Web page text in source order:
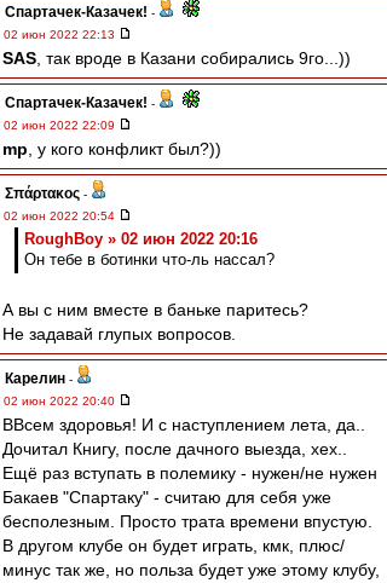
Спартачек-Казачек! -
02 июн 2022 22:13
SAS , так вроде в Казани собирались 9го...))
Спартачек-Казачек! -
02 июн 2022 22:09
mp , у кого конфликт был?))
Σπάρτακος -
02 июн 2022 20:54
RoughBoy » 02 июн 2022 20:16
Он тебе в ботинки что-ль нассал?
А вы с ним вместе в баньке паритесь?
Не задавай глупых вопросов.
Карелин -
02 июн 2022 20:40
ВВсем здоровья! И с наступлением лета, да..
Дочитал Книгу, после дачного выезда, хех..
Ещё раз вступать в полемику - нужен/не нужен
Бакаев "Спартаку" - считаю для себя уже
бесполезным. Просто трата времени впустую.
В другом клубе он будет играть, кмк, плюс/
минус так же, но польза будет уже этому клубу,